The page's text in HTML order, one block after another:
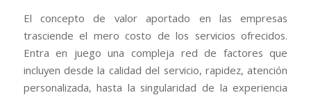
El concepto de valor aportado en las empresas
trasciende el mero costo de los servicios ofrecidos.
Entra en juego una compleja red de factores que
incluyen desde la calidad del servicio, rapidez, atención
personalizada, hasta la singularidad de la experiencia